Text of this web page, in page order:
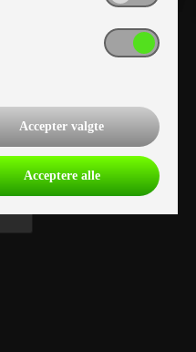
Accepter valgte
Acceptere alle